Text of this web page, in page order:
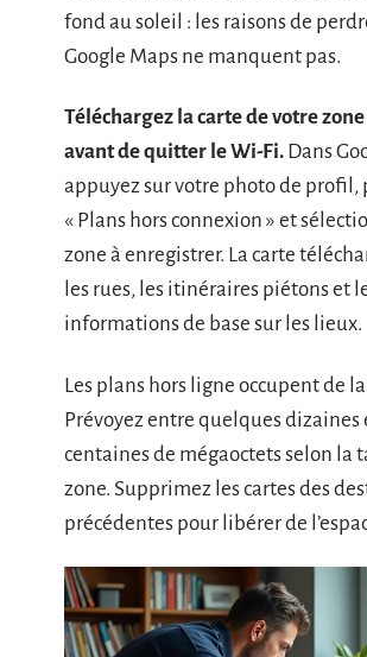
fond au soleil : les raisons de
Google Maps ne manquent pas.
Téléchargez la carte de votre
avant de quitter le Wi-Fi. Dans
appuyez sur votre photo de profil,
« Plans hors connexion » et
zone à enregistrer. La carte
les rues, les itinéraires piétons et
informations de base sur les lieux.
Les plans hors ligne occupent de
Prévoyez entre quelques dizaines
centaines de mégaoctets selon la
zone. Supprimez les cartes des
précédentes pour libérer de